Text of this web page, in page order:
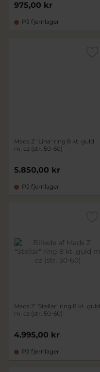
975,00 kr
På fjernlager
Mads Z "Lina" ring 8 kt. guld
m. cz (str. 50-60)
5.850,00 kr
På fjernlager
Mads Z "Stellar" ring 8 kt. guld
m. cz (str. 50-60)
4.995,00 kr
På fjernlager